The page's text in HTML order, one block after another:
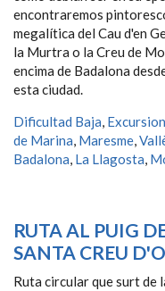
encontraremos
megalítica del Cau d'en
la Murtra o la Creu de
encima de Badalona
esta ciudad.
Dificultad Baja,
de Marina, Maresme,
Badalona, La Llagosta,
RUTA AL PUIG
SANTA CREU
Ruta circular que surt de